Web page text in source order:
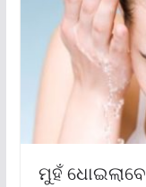
ମୁହଁ